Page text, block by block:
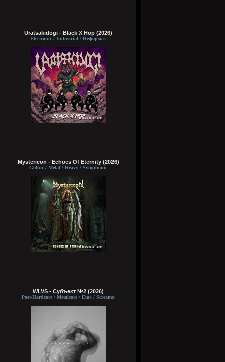
Uratsakidogi - Black X Hop (2026)
Electronic / Industrial / Неформат
Mystericon - Echoes Of Eternity (2026)
Gothic / Metal / Heavy / Symphonic
WLVS - Субъект №2 (2026)
Post-Hardcore / Metalcore / Emo / Screamo